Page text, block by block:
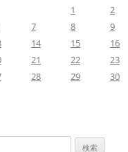
1
2
7 8 9
14 15 16
21 22 23
28 29 30